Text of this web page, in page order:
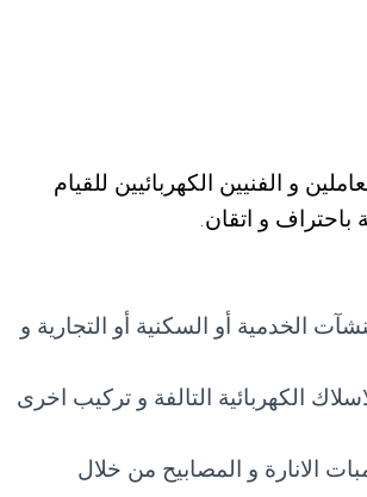
و الفنيين الكهربائيين للقيام
باحتراف و اتقان.
الخدمية أو السكنية أو التجارية و
الكهربائية التالفة و تركيب اخرى
الانارة و المصابيح من خلال